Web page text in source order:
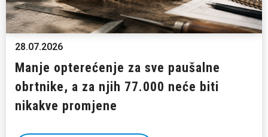
28.07.2026
Manje opterećenje za sve paušalne
obrtnike, a za njih 77.000 neće biti
nikakve promjene